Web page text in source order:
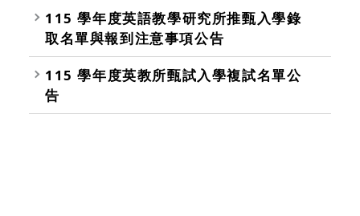
115 學年度英語教學研究所推甄入學錄
取名單與報到注意事項公告
115 學年度英教所甄試入學複試名單公
告